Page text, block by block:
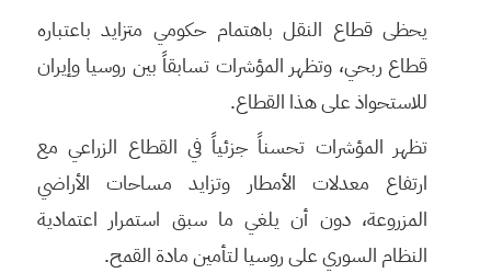
يحظى قطاع النقل باهتمام حكومي متزايد باعتباره
قطاع ربحي، وتظهر المؤشرات تسابقاً بين روسيا وإيران
للاستحواذ على هذا القطاع.
تظهر المؤشرات تحسناً جزئياً في القطاع الزراعي مع
ارتفاع معدلات الأمطار وتزايد مساحات الأراضي
المزروعة، دون أن يلغي ما سبق استمرار اعتمادية
النظام السوري على روسيا لتأمين مادة القمح.